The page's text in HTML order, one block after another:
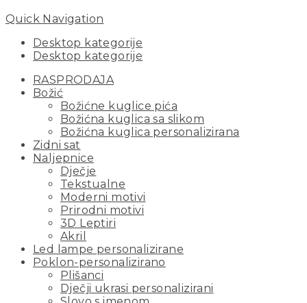
Quick Navigation
Desktop kategorije
Desktop kategorije
RASPRODAJA
Božić
Božićne kuglice pića
Božićna kuglica sa slikom
Božićna kuglica personalizirana
Zidni sat
Naljepnice
Dječje
Tekstualne
Moderni motivi
Prirodni motivi
3D Leptiri
Akril
Led lampe personalizirane
Poklon-personalizirano
Plišanci
Dječji ukrasi personalizirani